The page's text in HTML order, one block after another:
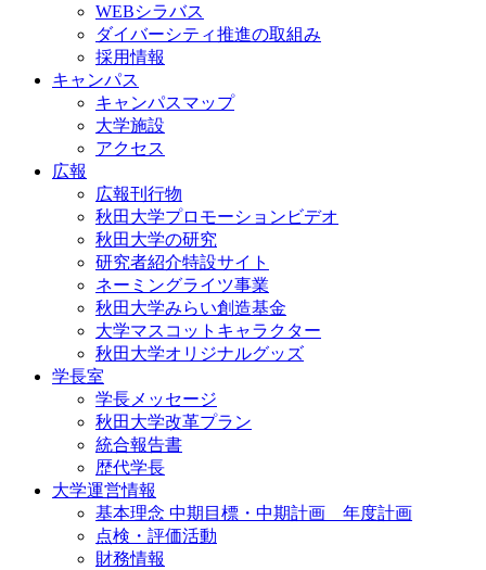
WEBシラバス
ダイバーシティ推進の取組み
採用情報
キャンパス
キャンパスマップ
大学施設
アクセス
広報
広報刊行物
秋田大学プロモーションビデオ
秋田大学の研究
研究者紹介特設サイト
ネーミングライツ事業
秋田大学みらい創造基金
大学マスコットキャラクター
秋田大学オリジナルグッズ
学長室
学長メッセージ
秋田大学改革プラン
統合報告書
歴代学長
大学運営情報
基本理念 中期目標・中期計画 年度計画
点検・評価活動
財務情報